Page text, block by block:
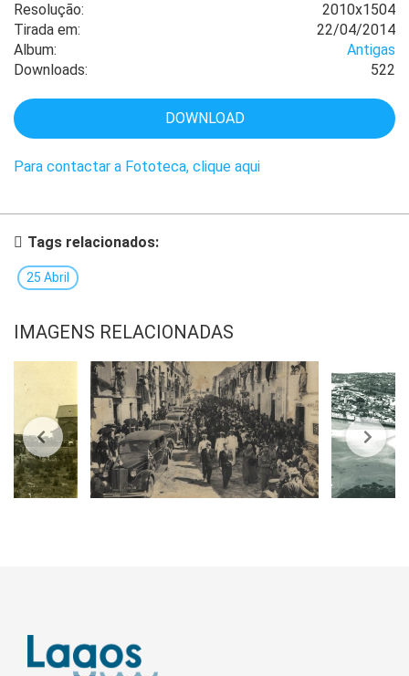
Resolução:
2010x1504
Tirada em:
22/04/2014
Album:
Antigas
Downloads:
522
DOWNLOAD
Para contactar a Fototeca, clique aqui
Tags relacionados:
25 Abril
IMAGENS RELACIONADAS